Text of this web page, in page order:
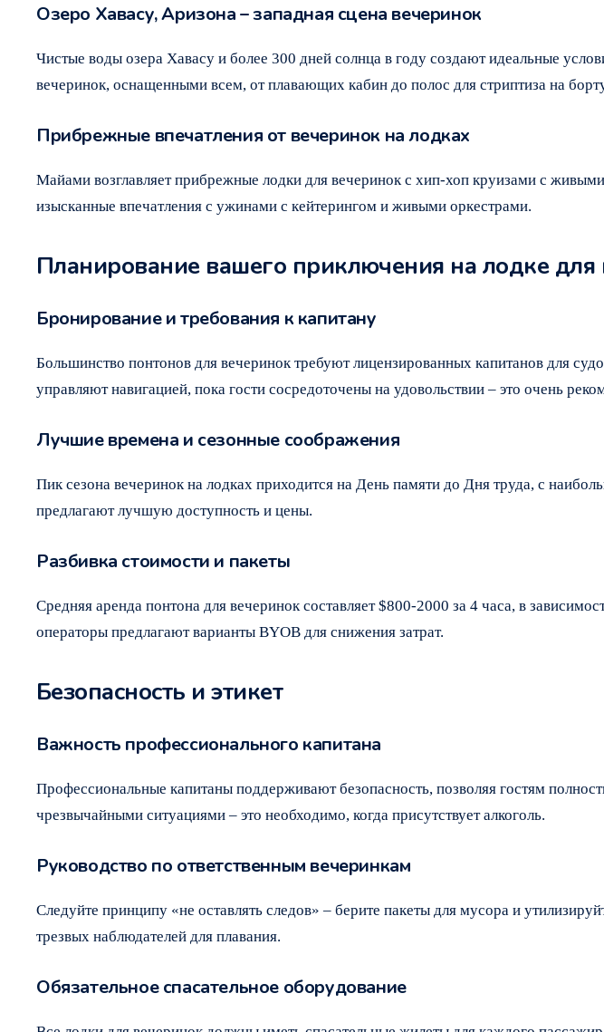
Озеро Хавасу, Аризона – западная сцена вечеринок
Чистые воды озера Хавасу и более 300 дней солнца в году создают идеальные
вечеринок, оснащенными всем, от плавающих кабин до полос для стриптиза на
Прибрежные впечатления от вечеринок на лодках
Майами возглавляет прибрежные лодки для вечеринок с хип-хоп круизами с
изысканные впечатления с ужинами с кейтерингом и живыми оркестрами.
Планирование вашего приключения на лодке для
Бронирование и требования к капитану
Большинство понтонов для вечеринок требуют лицензированных капитанов для
управляют навигацией, пока гости сосредоточены на удовольствии – это очень
Лучшие времена и сезонные соображения
Пик сезона вечеринок на лодках приходится на День памяти до Дня труда, с
предлагают лучшую доступность и цены.
Разбивка стоимости и пакеты
Средняя аренда понтона для вечеринок составляет $800-2000 за 4 часа, в
операторы предлагают варианты BYOB для снижения затрат.
Безопасность и этикет
Важность профессионального капитана
Профессиональные капитаны поддерживают безопасность, позволяя гостям
чрезвычайными ситуациями – это необходимо, когда присутствует алкоголь.
Руководство по ответственным вечеринкам
Следуйте принципу «не оставлять следов» – берите пакеты для мусора и
трезвых наблюдателей для плавания.
Обязательное спасательное оборудование